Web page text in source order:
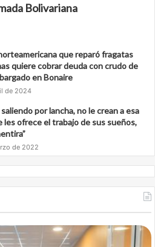
Bolivariana
que reparó fragatas
quiere cobrar deuda con crudo de
en Bonaire
de 2024
por lancha, no le crean a esa
les ofrece el trabajo de sus sueños,
de 2022